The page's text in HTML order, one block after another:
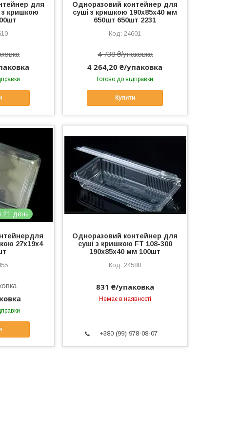
для
з кришкою
Одноразовий контейнер для
суші з кришкою 190х85х40 мм
650шт 650шт 2231
24601
4 738 ₴/упаковка
4 264,20 ₴/упаковка
Готово до відправки
Купити
21 день
27х19х4
Одноразовий контейнер для
суші з кришкою FT 108-300
190х85х40 мм 100шт
24580
831 ₴/упаковка
Немає в наявності
+380 (99) 978-08-07